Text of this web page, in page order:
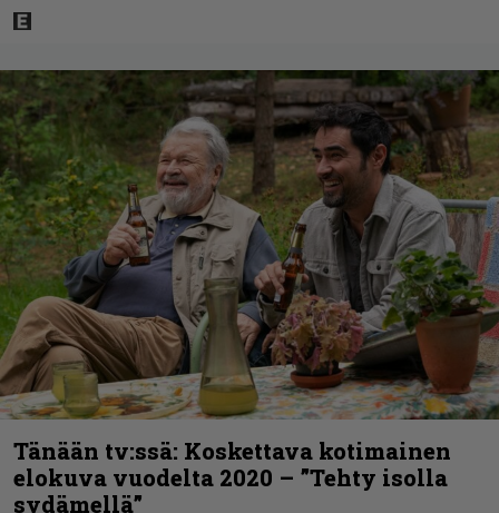
Tänään tv:ssä: Koskettava kotimainen
elokuva vuodelta 2020 – ”Tehty isolla
sydämellä”